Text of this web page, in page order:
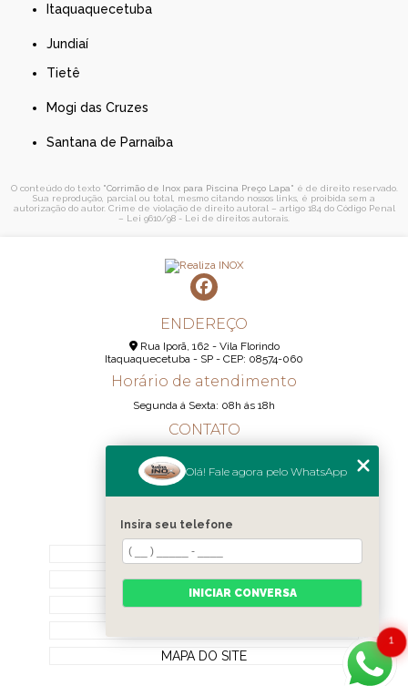
Itaquaquecetuba
Jundiaí
Tietê
Mogi das Cruzes
Santana de Parnaíba
O conteúdo do texto "Corrimão de Inox para Piscina Preço Lapa" é de direito reservado.
Sua reprodução, parcial ou total, mesmo citando nossos links, é proibida sem a
autorização do autor. Crime de violação de direito autoral – artigo 184 do Código Penal
– Lei 9610/98 - Lei de direitos autorais
ENDEREÇO
Rua Iporã, 162 - Vila Florindo
Itaquaquecetuba - SP - CEP: 08574-060
Horário de atendimento
Segunda á Sexta: 08h ás 18h
CONTATO
(11) 98189-1344
MENU
HOME
QUEM SOMOS
CONTATO
MAPA DO SITE
1
Olá! Fale agora pelo WhatsApp
Insira seu telefone
INICIAR CONVERSA